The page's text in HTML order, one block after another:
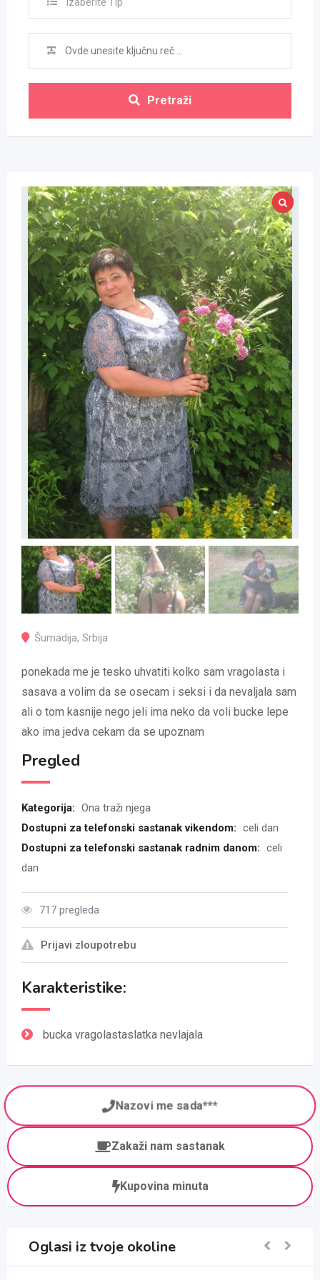
Izaberite Tip
Pretraži
Šumadija, Srbija
ponekada me je tesko uhvatiti kolko sam vragolasta i
sasava a volim da se osecam i seksi i da nevaljala sam
ali o tom kasnije nego jeli ima neko da voli bucke lepe
ako ima jedva cekam da se upoznam
Pregled
Kategorija: Ona traži njega
Dostupni za telefonski sastanak vikendom: celi dan
Dostupni za telefonski sastanak radnim danom: celi
dan
717 pregleda
Prijavi zloupotrebu
Karakteristike:
bucka vragolastaslatka nevlajala
Nazovi me sada***
Zakaži nam sastanak
Kupovina minuta
Oglasi iz tvoje okoline